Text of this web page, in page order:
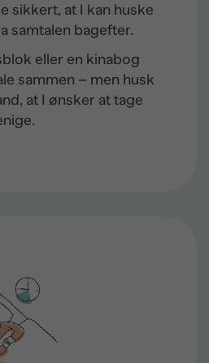
sikkert, at I kan huske
samtalen bagefter.
eller en kinabog
sammen – men husk
at I ønsker at tage